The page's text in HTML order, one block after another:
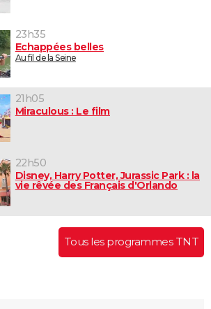
23h35
Echappées belles
Au fil de la Seine
21h05
Miraculous : Le film
22h50
Disney, Harry Potter, Jurassic Park : la
vie rêvée des Français d'Orlando
Tous les programmes TNT